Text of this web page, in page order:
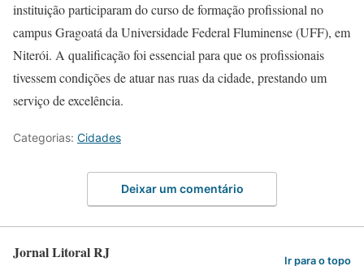
instituição participaram do curso de formação profissional no
campus Gragoatá da Universidade Federal Fluminense (UFF), em
Niterói. A qualificação foi essencial para que os profissionais
tivessem condições de atuar nas ruas da cidade, prestando um
serviço de excelência.
Categorias: Cidades
Deixar um comentário
Jornal Litoral RJ Ir para o topo